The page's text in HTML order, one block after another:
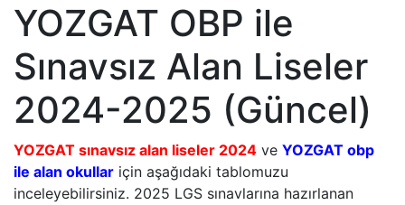
YOZGAT OBP ile
Sınavsız Alan Liseler
2024-2025 (Güncel)
YOZGAT sınavsız alan liseler 2024 ve YOZGAT obp
ile alan okullar için aşağıdaki tablomuzu
inceleyebilirsiniz. 2025 LGS sınavlarına hazırlanan